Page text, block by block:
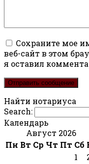
Сохраните мое
веб-сайт в этом
я оставил
Найти нотариуса
Search:
Календарь
Август 2026
Пн Вт Ср Чт Пт Сб
1